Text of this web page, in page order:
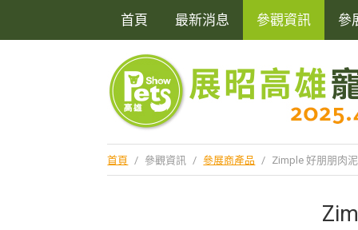
首頁 最新消息 參觀資訊 參
首頁 / 參觀資訊 / 參展商產品 / Zimple 好朋朋肉泥